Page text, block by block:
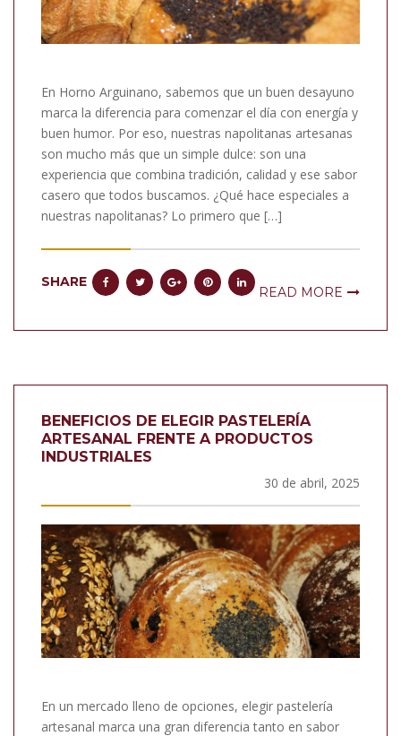
En Horno Arguinano, sabemos que un buen desayuno
marca la diferencia para comenzar el día con energía y
buen humor. Por eso, nuestras napolitanas artesanas
son mucho más que un simple dulce: son una
experiencia que combina tradición, calidad y ese sabor
casero que todos buscamos. ¿Qué hace especiales a
nuestras napolitanas? Lo primero que […]
SHARE
READ MORE
BENEFICIOS DE ELEGIR PASTELERÍA
ARTESANAL FRENTE A PRODUCTOS
INDUSTRIALES
30 de abril, 2025
En un mercado lleno de opciones, elegir pastelería
artesanal marca una gran diferencia tanto en sabor